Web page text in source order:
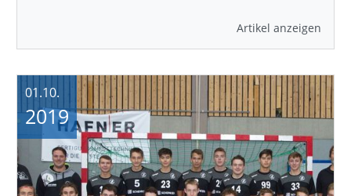
Artikel anzeigen
01.10.
2019